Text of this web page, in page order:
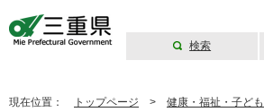
検索
現在位置： トップページ > 健康・福祉・子ども